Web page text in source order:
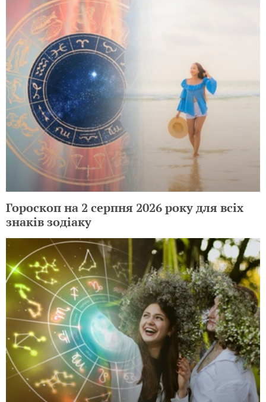
Гороскоп на 2 серпня 2026 року для всіх
знаків зодіаку